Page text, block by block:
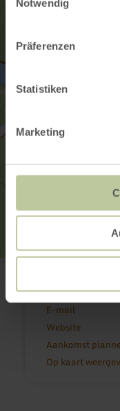
Notwendig
Präferenzen
Statistiken
Marketing
Rureifel
+49 2473 55205
E-mail
Website
Aankomst
Op kaart